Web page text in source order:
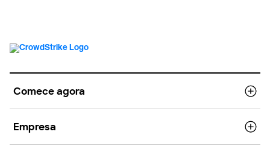
Comece agora
Empresa